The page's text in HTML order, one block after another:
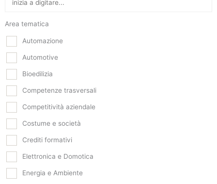
Area tematica
Automazione
Automotive
Bioedilizia
Competenze trasversali
Competitività aziendale
Costume e società
Crediti formativi
Elettronica e Domotica
Energia e Ambiente